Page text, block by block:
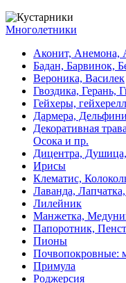
Многолетники
Аконит, Анемона,
Бадан, Барвинок,
Вероника, Василек
Гвоздика, Герань,
Гейхеры,
Дармера,
Декоративная
Осока и пр.
Дицентра,
Ирисы
Клематис,
Лаванда,
Лилейник
Манжетка,
Папоротник,
Пионы
Почвопокровные:
Примула
Роджерсия